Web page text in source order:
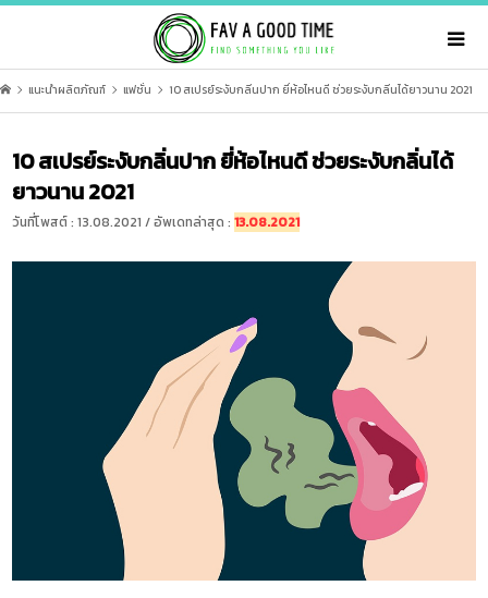
แนะนำผลิตภัณฑ์ แฟชั่น 10 สเปรย์ระงับกลิ่นปาก ยี่ห้อไหนดี ช่วยระงับกลิ่นได้ยาวนาน 2021
10 สเปรย์ระงับกลิ่นปาก ยี่ห้อไหนดี ช่วยระงับกลิ่นได้
ยาวนาน 2021
วันที่โพสต์ : 13.08.2021 / อัพเดทล่าสุด :13.08.2021